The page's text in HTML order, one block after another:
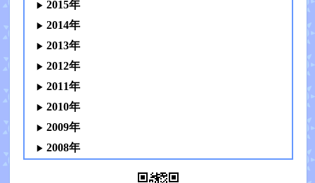
2015年
2014年
2013年
2012年
2011年
2010年
2009年
2008年